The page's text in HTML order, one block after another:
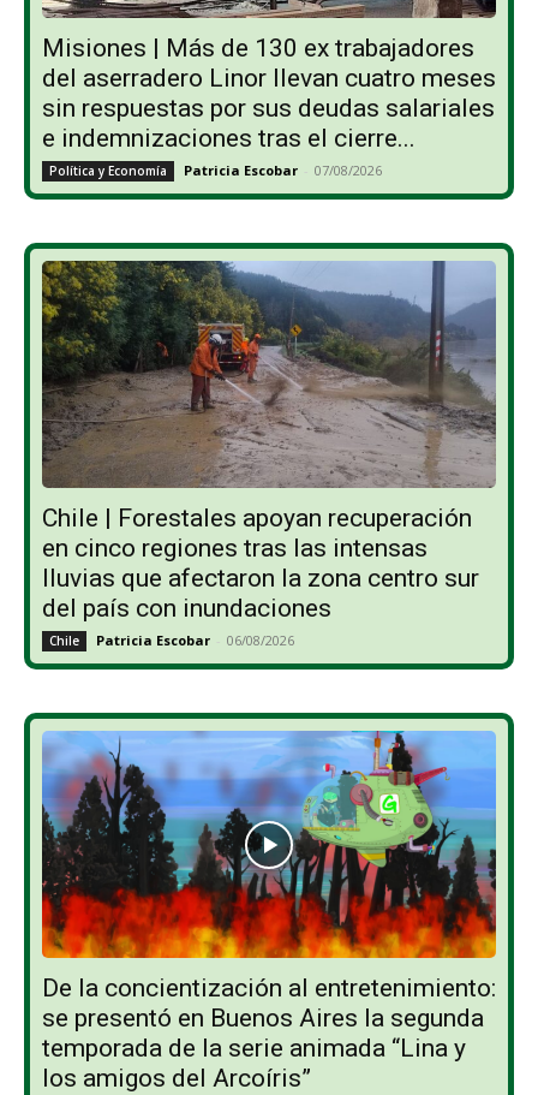
Misiones | Más de 130 ex trabajadores
del aserradero Linor llevan cuatro meses
sin respuestas por sus deudas salariales
e indemnizaciones tras el cierre...
Política y Economía Patricia Escobar - 07/08/2026
Chile | Forestales apoyan recuperación
en cinco regiones tras las intensas
lluvias que afectaron la zona centro sur
del país con inundaciones
Chile Patricia Escobar - 06/08/2026
De la concientización al entretenimiento:
se presentó en Buenos Aires la segunda
temporada de la serie animada “Lina y
los amigos del Arcoíris”